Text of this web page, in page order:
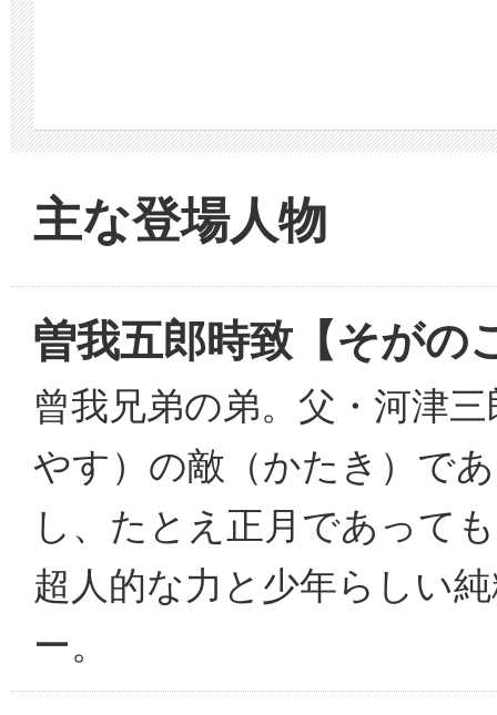
主な登場人物
曽我五郎時致【そがの
曾我兄弟の弟。父・河津
やす）の敵（かたき）で
し、たとえ正月であって
超人的な力と少年らしい
ー。